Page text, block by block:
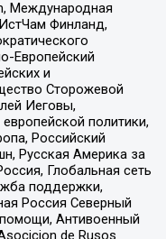
Международная
Финланд,
Европейский
и
Сторожевой
Иеговы,
политики,
Российский
Русская Америка за
Глобальная сеть
поддержки,
Россия Северный
Антивоенный
de Rusos